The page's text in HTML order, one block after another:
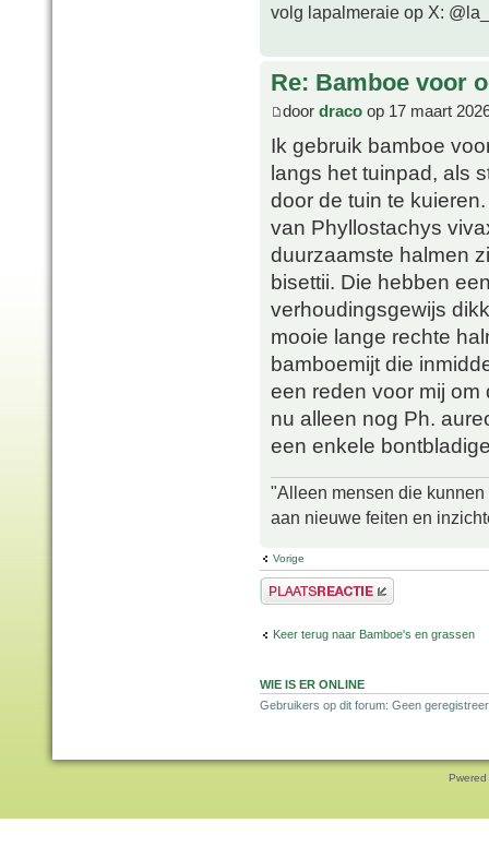
volg lapalmeraie op X:
Re: Bamboe voor
door draco op 17 maart
Ik gebruik bamboe
langs het tuinpad, als
door de tuin te
van Phyllostachys
duurzaamste halmen
bisettii. Die hebben
verhoudingsgewijs
mooie lange rechte
bamboemijt die
een reden voor mij
nu alleen nog Ph.
een enkele
"Alleen mensen die
aan nieuwe feiten en
Vorige
Plaats een reactie
Keer terug naar Bamboe's en grassen
WIE IS ER ONLINE
Gebruikers op dit forum: Geen